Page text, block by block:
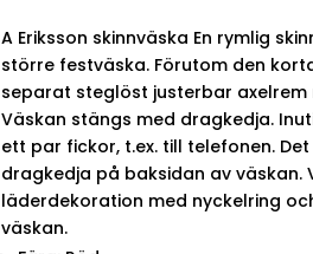
A Eriksson skinnväska En rymlig
större festväska. Förutom den
separat steglöst justerbar axelrem
Väskan stängs med dragkedja.
ett par fickor, t.ex. till telefonen.
dragkedja på baksidan av väskan.
läderdekoration med nyckelring
väskan.